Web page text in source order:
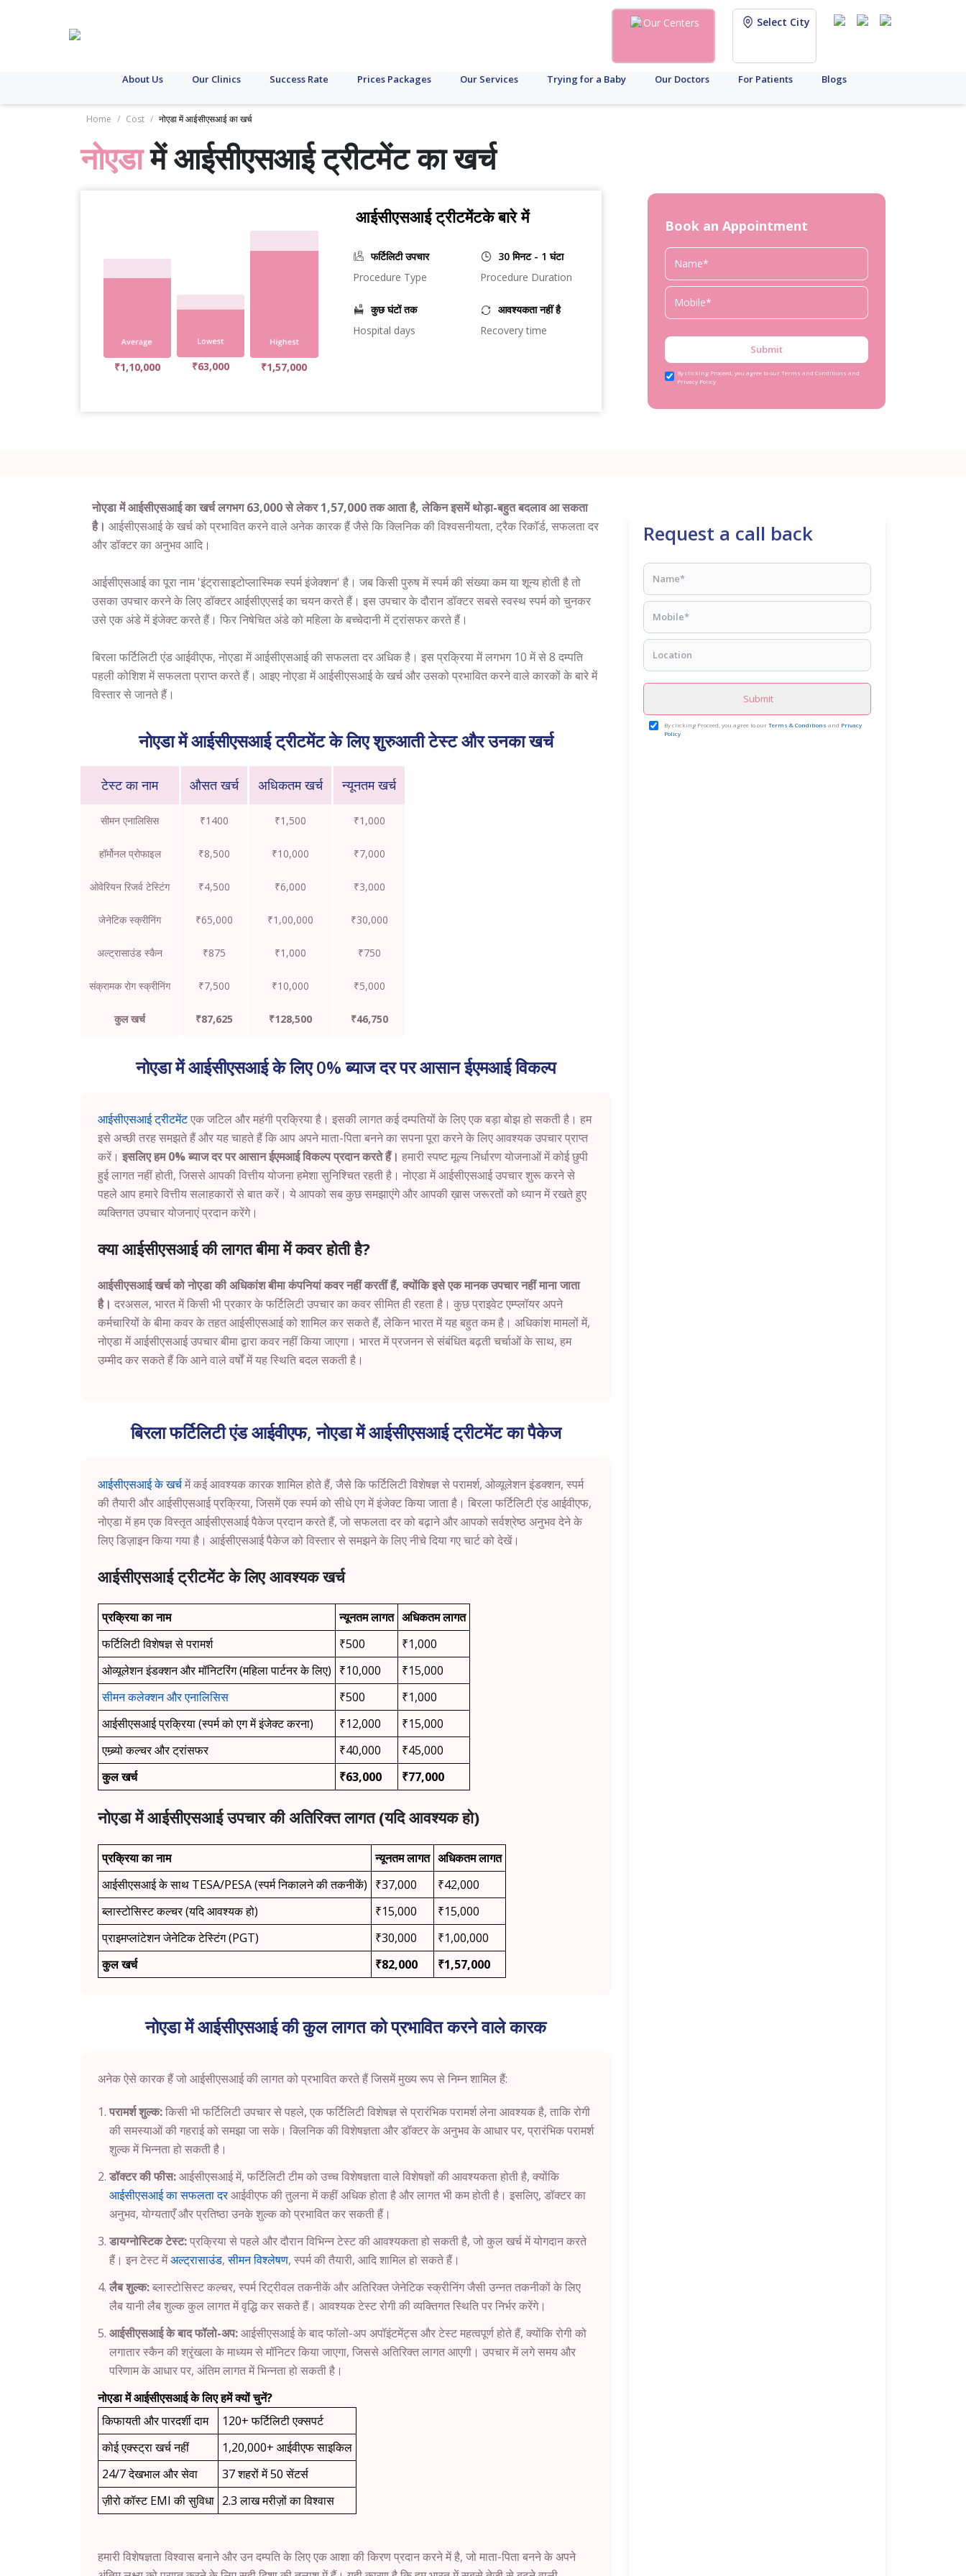
Our Centers Select City
About Us Our Clinics Success Rate Prices Packages Our Services Trying for a Baby Our Doctors For Patients Blogs
Home / Cost / नोएडा में आईसीएसआई का खर्च
नोएडामें आईसीएसआई ट्रीटमेंट का खर्च
₹1,10,000 ₹63,000 ₹1,57,000
आईसीएसआई ट्रीटमेंटके बारे में
फर्टिलिटी उपचार
Procedure Type
30 मिनट - 1 घंटा
Procedure Duration
कुछ घंटों तक
Hospital days
आवश्यकता नहीं है
Recovery time
Book an Appointment
Submit
By clicking Proceed, you agree to our Terms and Conditions and
Privacy Policy
नोएडा में आईसीएसआई का खर्च लगभग 63,000 से लेकर 1,57,000 तक आता है, लेकिन इसमें थोड़ा-बहुत बदलाव आ सकता
है। आईसीएसआई के खर्च को प्रभावित करने वाले अनेक कारक हैं जैसे कि क्लिनिक की विश्वसनीयता, ट्रैक रिकॉर्ड, सफलता दर
और डॉक्टर का अनुभव आदि।
आईसीएसआई का पूरा नाम 'इंट्रासाइटोप्लास्मिक स्पर्म इंजेक्शन' है। जब किसी पुरुष में स्पर्म की संख्या कम या शून्य होती है तो
उसका उपचार करने के लिए डॉक्टर आईसीएएसई का चयन करते हैं। इस उपचार के दौरान डॉक्टर सबसे स्वस्थ स्पर्म को चुनकर
उसे एक अंडे में इंजेक्ट करते हैं। फिर निषेचित अंडे को महिला के बच्चेदानी में ट्रांसफर करते हैं।
बिरला फर्टिलिटी एंड आईवीएफ, नोएडा में आईसीएसआई की सफलता दर अधिक है। इस प्रक्रिया में लगभग 10 में से 8 दम्पति
पहली कोशिश में सफलता प्राप्त करते हैं। आइए नोएडा में आईसीएसआई के खर्च और उसको प्रभावित करने वाले कारकों के बारे में
विस्तार से जानते हैं।
नोएडा में आईसीएसआई ट्रीटमेंट के लिए शुरुआती टेस्ट और उनका खर्च
टेस्ट का नाम औसत खर्च अधिकतम खर्च न्यूनतम खर्च
सीमन एनालिसिस ₹1400 ₹1,500 ₹1,000
हॉर्मोनल प्रोफाइल ₹8,500 ₹10,000 ₹7,000
ओवेरियन रिजर्व टेस्टिंग ₹4,500 ₹6,000 ₹3,000
जेनेटिक स्क्रीनिंग ₹65,000 ₹1,00,000 ₹30,000
अल्ट्रासाउंड स्कैन ₹875 ₹1,000 ₹750
संक्रामक रोग स्क्रीनिंग ₹7,500 ₹10,000 ₹5,000
कुल खर्च ₹87,625 ₹128,500 ₹46,750
नोएडा में आईसीएसआई के लिए 0% ब्याज दर पर आसान ईएमआई विकल्प
आईसीएसआई ट्रीटमेंटएक जटिल और महंगी प्रक्रिया है। इसकी लागत कई दम्पतियों के लिए एक बड़ा बोझ हो सकती है। हम
इसे अच्छी तरह समझते हैं और यह चाहते हैं कि आप अपने माता-पिता बनने का सपना पूरा करने के लिए आवश्यक उपचार प्राप्त
करें। इसलिए हम 0% ब्याज दर पर आसान ईएमआई विकल्प प्रदान करते हैं। हमारी स्पष्ट मूल्य निर्धारण योजनाओं में कोई छुपी
हुई लागत नहीं होती, जिससे आपकी वित्तीय योजना हमेशा सुनिश्चित रहती है। नोएडा में आईसीएसआई उपचार शुरू करने से
पहले आप हमारे वित्तीय सलाहकारों से बात करें। ये आपको सब कुछ समझाएंगे और आपकी ख़ास जरूरतों को ध्यान में रखते हुए
व्यक्तिगत उपचार योजनाएं प्रदान करेंगे।
क्या आईसीएसआई की लागत बीमा में कवर होती है?
आईसीएसआई खर्च को नोएडा की अधिकांश बीमा कंपनियां कवर नहीं करतीं हैं, क्योंकि इसे एक मानक उपचार नहीं माना जाता
है। दरअसल, भारत में किसी भी प्रकार के फर्टिलिटी उपचार का कवर सीमित ही रहता है। कुछ प्राइवेट एम्प्लॉयर अपने
कर्मचारियों के बीमा कवर के तहत आईसीएसआई को शामिल कर सकते हैं, लेकिन भारत में यह बहुत कम है। अधिकांश मामलों में,
नोएडा में आईसीएसआई उपचार बीमा द्वारा कवर नहीं किया जाएगा। भारत में प्रजनन से संबंधित बढ़ती चर्चाओं के साथ, हम
उम्मीद कर सकते हैं कि आने वाले वर्षों में यह स्थिति बदल सकती है।
बिरला फर्टिलिटी एंड आईवीएफ, नोएडा में आईसीएसआई ट्रीटमेंट का पैकेज
आईसीएसआई के खर्चमें कई आवश्यक कारक शामिल होते हैं, जैसे कि फर्टिलिटी विशेषज्ञ से परामर्श, ओव्यूलेशन इंडक्शन, स्पर्म
की तैयारी और आईसीएसआई प्रक्रिया, जिसमें एक स्पर्म को सीधे एग में इंजेक्ट किया जाता है। बिरला फर्टिलिटी एंड आईवीएफ,
नोएडा में हम एक विस्तृत आईसीएसआई पैकेज प्रदान करते हैं, जो सफलता दर को बढ़ाने और आपको सर्वश्रेष्ठ अनुभव देने के
लिए डिज़ाइन किया गया है। आईसीएसआई पैकेज को विस्तार से समझने के लिए नीचे दिया गए चार्ट को देखें।
आईसीएसआई ट्रीटमेंट के लिए आवश्यक खर्च
प्रक्रिया का नाम न्यूनतम लागत अधिकतम लागत
फर्टिलिटी विशेषज्ञ से परामर्श
₹500
₹1,000
ओव्यूलेशन इंडक्शन और मॉनिटरिंग (महिला पार्टनर के लिए) ₹10,000
₹15,000
सीमन कलेक्शन और एनालिसिस
₹500
₹1,000
आईसीएसआई प्रक्रिया (स्पर्म को एग में इंजेक्ट करना)
₹12,000
₹15,000
एम्ब्र्यो कल्चर और ट्रांसफर
₹40,000
₹45,000
कुल खर्च
₹63,000 ₹77,000
नोएडा में आईसीएसआई उपचार की अतिरिक्त लागत (यदि आवश्यक हो)
प्रक्रिया का नाम न्यूनतम लागत अधिकतम लागत
आईसीएसआई के साथ TESA/PESA (स्पर्म निकालने की तकनीकें) ₹37,000
₹42,000
ब्लास्टोसिस्ट कल्चर (यदि आवश्यक हो)
₹15,000
₹15,000
प्राइमप्लांटेशन जेनेटिक टेस्टिंग (PGT)
₹30,000
₹1,00,000
कुल खर्च
₹82,000 ₹1,57,000
नोएडा में आईसीएसआई की कुल लागत को प्रभावित करने वाले कारक
अनेक ऐसे कारक हैं जो आईसीएसआई की लागत को प्रभावित करते हैं जिसमें मुख्य रूप से निम्न शामिल हैं:
परामर्श शुल्क:किसी भी फर्टिलिटी उपचार से पहले, एक फर्टिलिटी विशेषज्ञ से प्रारंभिक परामर्श लेना आवश्यक है, ताकि रोगी
की समस्याओं की गहराई को समझा जा सके। क्लिनिक की विशेषज्ञता और डॉक्टर के अनुभव के आधार पर, प्रारंभिक परामर्श
शुल्क में भिन्नता हो सकती है।
डॉक्टर की फीस:आईसीएसआई में, फर्टिलिटी टीम को उच्च विशेषज्ञता वाले विशेषज्ञों की आवश्यकता होती है, क्योंकि
आईसीएसआई का सफलता दरआईवीएफ की तुलना में कहीं अधिक होता है और लागत भी कम होती है। इसलिए, डॉक्टर का
अनुभव, योग्यताएँ और प्रतिष्ठा उनके शुल्क को प्रभावित कर सकती हैं।
डायग्नोस्टिक टेस्ट:प्रक्रिया से पहले और दौरान विभिन्न टेस्ट की आवश्यकता हो सकती है, जो कुल खर्च में योगदान करते
हैं। इन टेस्ट मेंअल्ट्रासाउंड,सीमन विश्लेषण, स्पर्म की तैयारी, आदि शामिल हो सकते हैं।
लैब शुल्क:ब्लास्टोसिस्ट कल्चर, स्पर्म रिट्रीवल तकनीकें और अतिरिक्त जेनेटिक स्क्रीनिंग जैसी उन्नत तकनीकों के लिए
लैब यानी लैब शुल्क कुल लागत में वृद्धि कर सकते हैं। आवश्यक टेस्ट रोगी की व्यक्तिगत स्थिति पर निर्भर करेंगे।
आईसीएसआई के बाद फॉलो-अप:आईसीएसआई के बाद फॉलो-अप अपॉइंटमेंट्स और टेस्ट महत्वपूर्ण होते हैं, क्योंकि रोगी को
लगातार स्कैन की श्रृंखला के माध्यम से मॉनिटर किया जाएगा, जिससे अतिरिक्त लागत आएगी। उपचार में लगे समय और
परिणाम के आधार पर, अंतिम लागत में भिन्नता हो सकती है।
नोएडा में आईसीएसआई के लिए हमें क्यों चुनें?
किफायती और पारदर्शी दाम
120+ फर्टिलिटी एक्सपर्ट
कोई एक्स्ट्रा खर्च नहीं
1,20,000+ आईवीएफ साइकिल
24/7 देखभाल और सेवा
37 शहरों में 50 सेंटर्स
ज़ीरो कॉस्ट EMI की सुविधा 2.3 लाख मरीज़ों का विश्वास
हमारी विशेषज्ञता विश्वास बनाने और उन दम्पति के लिए एक आशा की किरण प्रदान करने में है, जो माता-पिता बनने के अपने
Request a call back
Submit
By clicking Proceed, you agree to ourTerms & Conditions and Privacy
Policy